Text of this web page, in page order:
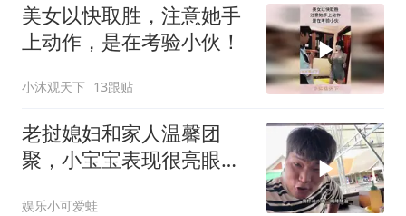
美女以快取胜，注意她手
上动作，是在考验小伙！
小沐观天下 13跟贴
老挝媳妇和家人温馨团
聚，小宝宝表现很亮眼，
娱乐小可爱蛙